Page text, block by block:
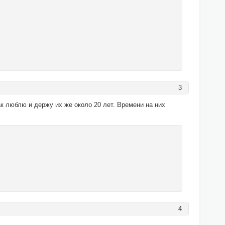
3
люблю и держу их же около 20 лет. Времени на них
4